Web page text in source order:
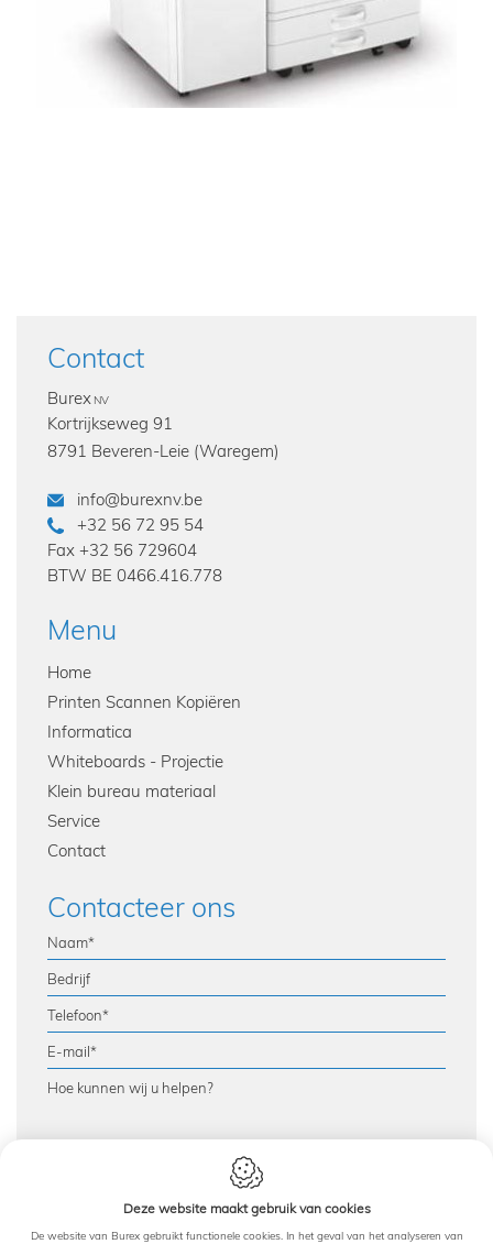
Contact
Burex NV
Kortrijkseweg 91
8791 Beveren-Leie (Waregem)
info@burexnv.be
+32 56 72 95 54
Fax +32 56 729604
BTW BE 0466.416.778
Menu
Home
Printen Scannen Kopiëren
Informatica
Whiteboards - Projectie
Klein bureau materiaal
Service
Contact
Contacteer ons
Terms of Serviceapply.
Deze website maakt gebruik van cookies
De website van Burex gebruikt functionele cookies. In het geval van het analyseren van